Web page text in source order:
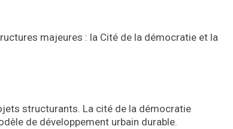
majeures : la Cité de la démocratie et la
structurants. La cité de la démocratie
de développement urbain durable.